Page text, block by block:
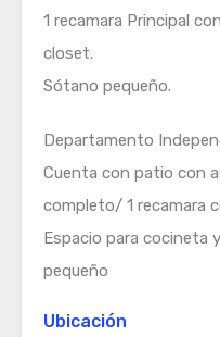
1 recamara Principal
closet.
Sótano pequeño.
Departamento
Cuenta con patio con
completo/ 1 recamara
Espacio para cocineta
pequeño
Ubicación